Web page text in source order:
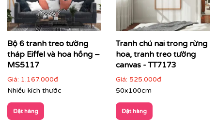
Phòng làm việc: giúp thư giãn tinh thần, tăng cảm
hứng sáng tạo
Bộ 6 tranh treo tường
tháp Eiffel và hoa hồng –
MS5117
Giá: 1.167.000đ
Nhiều kích thước
Đặt hàng
Tranh chú nai trong rừng
hoa, tranh treo tường
canvas - TT7173
Giá: 525.000đ
50x100cm
Đặt hàng